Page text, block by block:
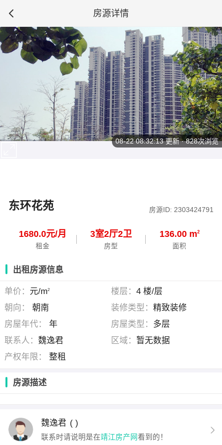
房源详情
东环花苑 房源ID: 2303424791
1680.0元/月
租金
3室2厅2卫
房型
136.00 m2
面积
08-22 08:32:13更新 · 828次浏览
出租房源信息
单价： 元/m2 楼层： 4 楼/层
朝向：
朝南 装修类型： 精致装修
房屋年代：
年 房屋类型： 多层
联系人：魏逸君 区域： 暂无数据
产权年限：
整租
房源描述
魏逸君 ( )
联系时请说明是在靖江房产网看到的！